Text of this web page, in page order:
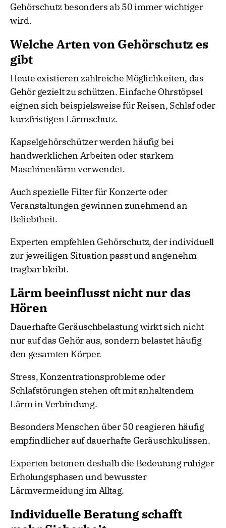
Gehörschutz besonders ab 50 immer wichtiger
wird.
Welche Arten von Gehörschutz es
gibt
Heute existieren zahlreiche Möglichkeiten, das
Gehör gezielt zu schützen. Einfache Ohrstöpsel
eignen sich beispielsweise für Reisen, Schlaf oder
kurzfristigen Lärmschutz.
Kapselgehörschützer werden häufig bei
handwerklichen Arbeiten oder starkem
Maschinenlärm verwendet.
Auch spezielle Filter für Konzerte oder
Veranstaltungen gewinnen zunehmend an
Beliebtheit.
Experten empfehlen Gehörschutz, der individuell
zur jeweiligen Situation passt und angenehm
tragbar bleibt.
Lärm beeinflusst nicht nur das
Hören
Dauerhafte Geräuschbelastung wirkt sich nicht
nur auf das Gehör aus, sondern belastet häufig
den gesamten Körper.
Stress, Konzentrationsprobleme oder
Schlafstörungen stehen oft mit anhaltendem
Lärm in Verbindung.
Besonders Menschen über 50 reagieren häufig
empfindlicher auf dauerhafte Geräuschkulissen.
Experten betonen deshalb die Bedeutung ruhiger
Erholungsphasen und bewusster
Lärmvermeidung im Alltag.
Individuelle Beratung schafft